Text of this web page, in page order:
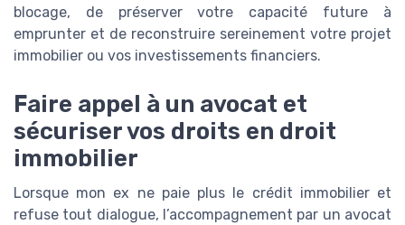
blocage, de préserver votre capacité future à
emprunter et de reconstruire sereinement votre projet
immobilier ou vos investissements financiers.
Faire appel à un avocat et
sécuriser vos droits en droit
immobilier
Lorsque mon ex ne paie plus le crédit immobilier et
refuse tout dialogue, l’accompagnement par un avocat